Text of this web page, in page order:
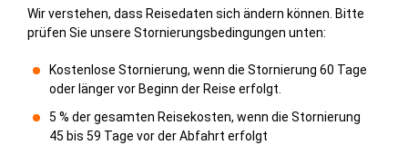
Wir verstehen, dass Reisedaten sich ändern können. Bitte
prüfen Sie unsere Stornierungsbedingungen unten:
Kostenlose Stornierung, wenn die Stornierung 60 Tage
oder länger vor Beginn der Reise erfolgt.
5 % der gesamten Reisekosten, wenn die Stornierung
45 bis 59 Tage vor der Abfahrt erfolgt